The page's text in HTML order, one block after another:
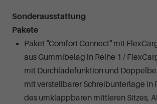
Sonderausstattung
Pakete
Paket "Comfort Connect" mit
aus Gummibelag in Reihe 1 /
mit Durchladefunktion und
mit verstellbarer Schreibunterlage in
des umklappbaren mittleren Sitzes,